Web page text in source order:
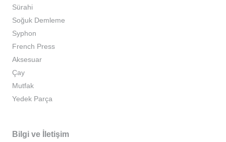
Sürahi
Soğuk Demleme
Syphon
French Press
Aksesuar
Çay
Mutfak
Yedek Parça
Bilgi ve İletişim